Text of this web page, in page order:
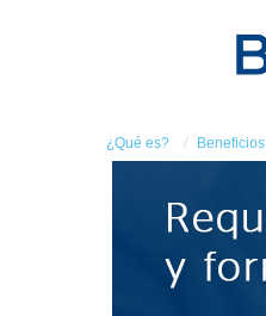
¿Qué es? / Beneficios